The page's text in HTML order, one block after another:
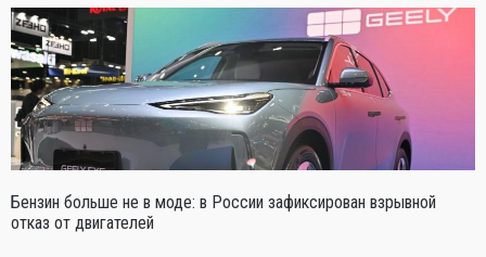
Бензин больше не в моде: в России зафиксирован взрывной
отказ от двигателей